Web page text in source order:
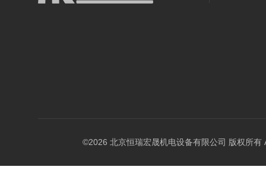
©2026 北京恒瑞宏晟机电设备有限公司 版权所有